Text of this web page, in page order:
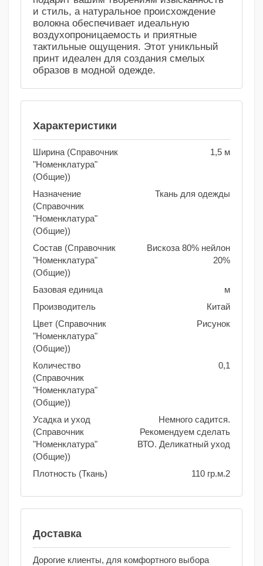
и стиль, а натуральное происхождение
волокна обеспечивает идеальную
воздухопроницаемость и приятные
тактильные ощущения. Этот уникльный
принт идеален для создания смелых
образов в модной одежде.
Характеристики
Ширина (Справочник
"Номенклатура"
(Общие))
1,5 м
Назначение
(Справочник
"Номенклатура"
(Общие))
Ткань для одежды
Состав (Справочник
"Номенклатура"
(Общие))
Вискоза 80% нейлон
20%
Базовая единица
м
Производитель
Китай
Цвет (Справочник
"Номенклатура"
(Общие))
Рисунок
Количество
(Справочник
"Номенклатура"
(Общие))
0,1
Усадка и уход
(Справочник
"Номенклатура"
(Общие))
Немного садится.
Рекомендуем сделать
ВТО. Деликатный уход
Плотность (Ткань) 110 гр.м.2
Доставка
Дорогие клиенты, для комфортного выбора